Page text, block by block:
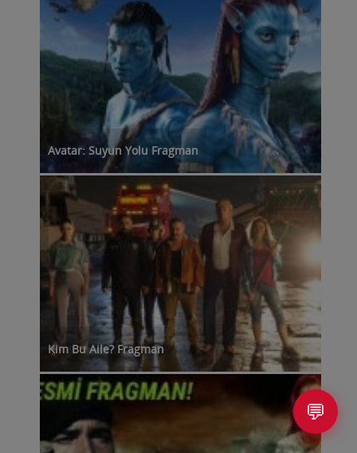
Avatar: Suyun Yolu Fragman
Kim Bu Aile? Fragman
💬